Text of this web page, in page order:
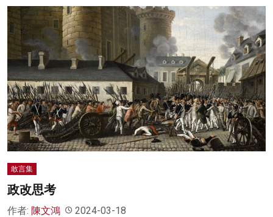
敢言集
政改思考
作者: 陳文鴻 2024-03-18